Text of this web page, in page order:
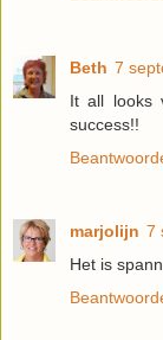
Beth 7
It all looks
success!!
marjolijn 7
Het is